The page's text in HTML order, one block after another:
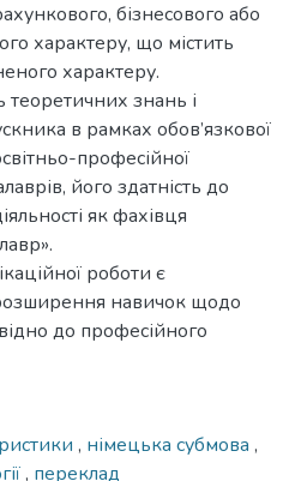
бізнесового або
характеру, що містить
характеру.
теоретичних знань і
в рамках обов’язкової
професійної
його здатність до
як фахівця
роботи є
навичок щодо
до професійного
, німецька субмова ,
, переклад